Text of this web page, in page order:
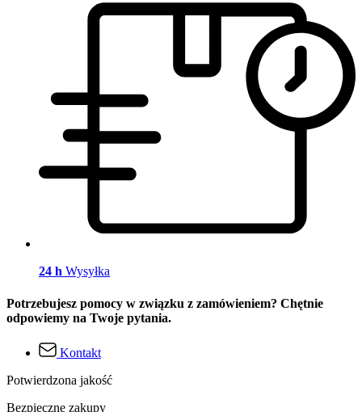
24 h Wysyłka
Potrzebujesz pomocy w związku z zamówieniem? Chętnie
odpowiemy na Twoje pytania.
Kontakt
Potwierdzona jakość
Bezpieczne zakupy